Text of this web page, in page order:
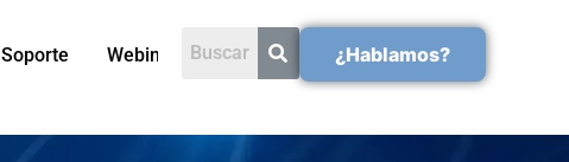
Soporte Webinars ¿Hablamos?